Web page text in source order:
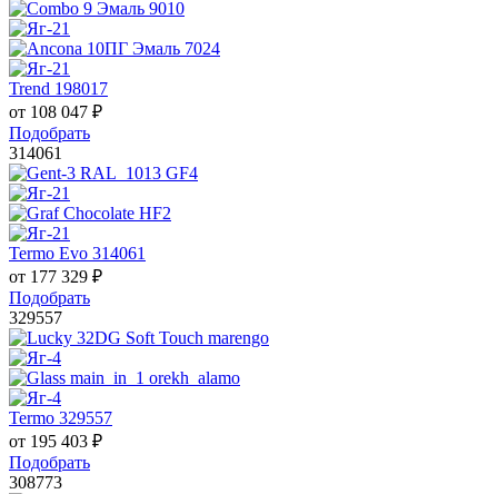
Trend 198017
от 108 047 ₽
Подобрать
314061
Termo Evo 314061
от 177 329 ₽
Подобрать
329557
Termo 329557
от 195 403 ₽
Подобрать
308773